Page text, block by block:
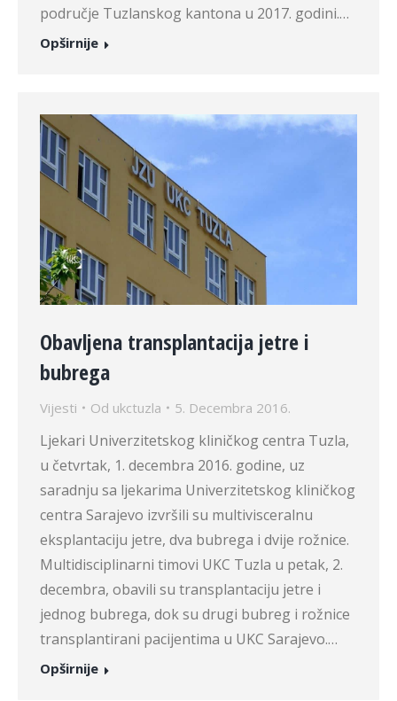
područje Tuzlanskog kantona u 2017. godini.…
Opširnije
Obavljena transplantacija jetre i
bubrega
Vijesti Od ukctuzla 5. Decembra 2016.
Ljekari Univerzitetskog kliničkog centra Tuzla,
u četvrtak, 1. decembra 2016. godine, uz
saradnju sa ljekarima Univerzitetskog kliničkog
centra Sarajevo izvršili su multivisceralnu
eksplantaciju jetre, dva bubrega i dvije rožnice.
Multidisciplinarni timovi UKC Tuzla u petak, 2.
decembra, obavili su transplantaciju jetre i
jednog bubrega, dok su drugi bubreg i rožnice
transplantirani pacijentima u UKC Sarajevo.…
Opširnije